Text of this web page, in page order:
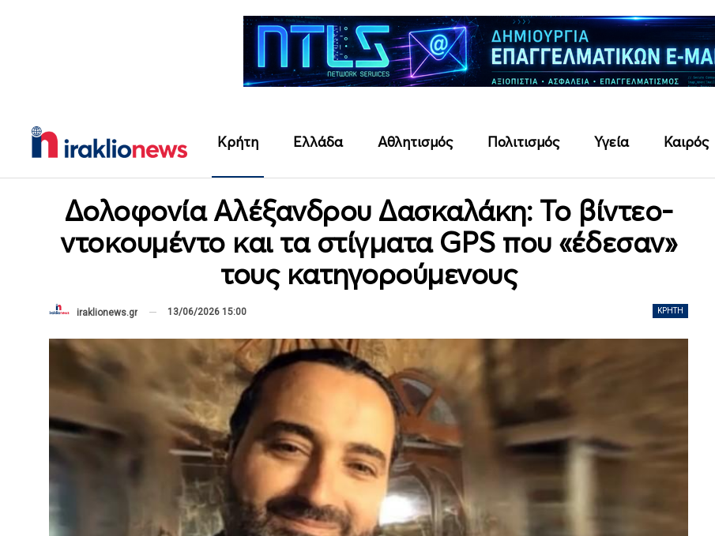
Κρήτη Ελλάδα Αθλητισμός Πολιτισμός Υγεία Καιρός
Δολοφονία Αλέξανδρου Δασκαλάκη: Το βίντεο-
ντοκουμέντο και τα στίγματα GPS που «έδεσαν»
τους κατηγορούμενους
ΚΡΉΤΗ
iraklionews.gr 13/06/2026 15:00